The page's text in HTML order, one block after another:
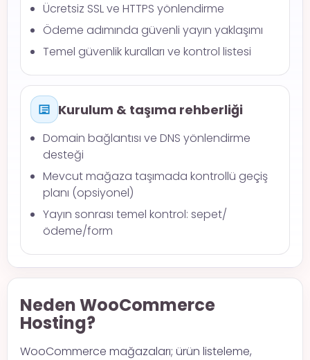
Ücretsiz SSL ve HTTPS yönlendirme
Ödeme adımında güvenli yayın yaklaşımı
Temel güvenlik kuralları ve kontrol listesi
Kurulum & taşıma rehberliği
Domain bağlantısı ve DNS yönlendirme
desteği
Mevcut mağaza taşımada kontrollü geçiş
planı (opsiyonel)
Yayın sonrası temel kontrol: sepet/
ödeme/form
Neden WooCommerce
Hosting?
WooCommerce mağazaları; ürün listeleme,